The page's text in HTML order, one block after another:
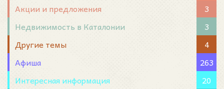
Акции и предложения
3
Недвижимость в Каталонии
3
Другие темы
4
Афиша
263
Интересная информация
20